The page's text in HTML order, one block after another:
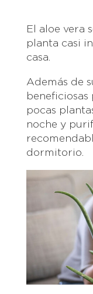
El aloe vera
planta casi
casa.
Además de
beneficiosas
pocas
noche y
dormitorio.